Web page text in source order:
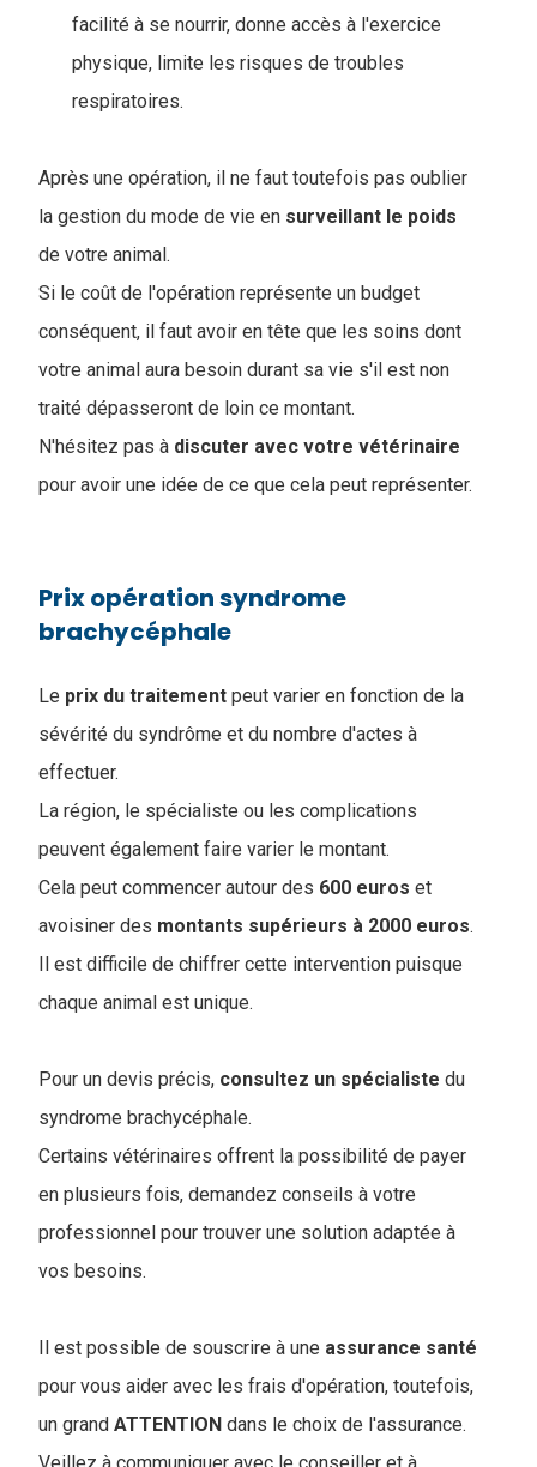
facilité à se nourrir, donne accès à l'exercice
physique, limite les risques de troubles
respiratoires.
Après une opération, il ne faut toutefois pas oublier
la gestion du mode de vie en surveillant le poids
de votre animal.
Si le coût de l'opération représente un budget
conséquent, il faut avoir en tête que les soins dont
votre animal aura besoin durant sa vie s'il est non
traité dépasseront de loin ce montant.
N'hésitez pas à discuter avec votre vétérinaire
pour avoir une idée de ce que cela peut représenter.
Prix opération syndrome
brachycéphale
Le prix du traitement peut varier en fonction de la
sévérité du syndrôme et du nombre d'actes à
effectuer.
La région, le spécialiste ou les complications
peuvent également faire varier le montant.
Cela peut commencer autour des 600 euros et
avoisiner des montants supérieurs à 2000 euros.
Il est difficile de chiffrer cette intervention puisque
chaque animal est unique.
Pour un devis précis, consultez un spécialiste du
syndrome brachycéphale.
Certains vétérinaires offrent la possibilité de payer
en plusieurs fois, demandez conseils à votre
professionnel pour trouver une solution adaptée à
vos besoins.
Il est possible de souscrire à une assurance santé
pour vous aider avec les frais d'opération, toutefois,
un grand ATTENTION dans le choix de l'assurance.